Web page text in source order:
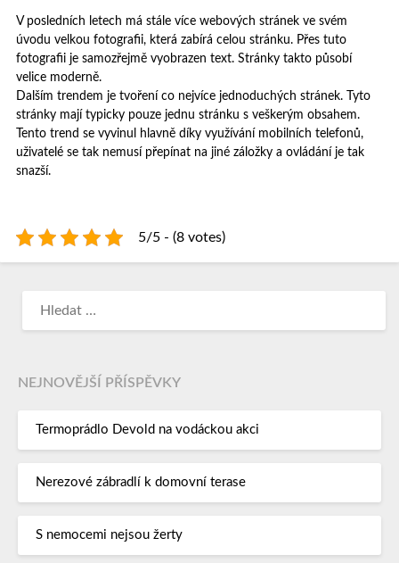
V posledních letech má stále více webových stránek ve svém
úvodu velkou fotografii, která zabírá celou stránku. Přes tuto
fotografii je samozřejmě vyobrazen text. Stránky takto působí
velice moderně.
Dalším trendem je tvoření co nejvíce jednoduchých stránek. Tyto
stránky mají typicky pouze jednu stránku s veškerým obsahem.
Tento trend se vyvinul hlavně díky využívání mobilních telefonů,
uživatelé se tak nemusí přepínat na jiné záložky a ovládání je tak
snazší.
5/5 - (8 votes)
NEJNOVĚJŠÍ PŘÍSPĚVKY
Termoprádlo Devold na vodáckou akci
Nerezové zábradlí k domovní terase
S nemocemi nejsou žerty